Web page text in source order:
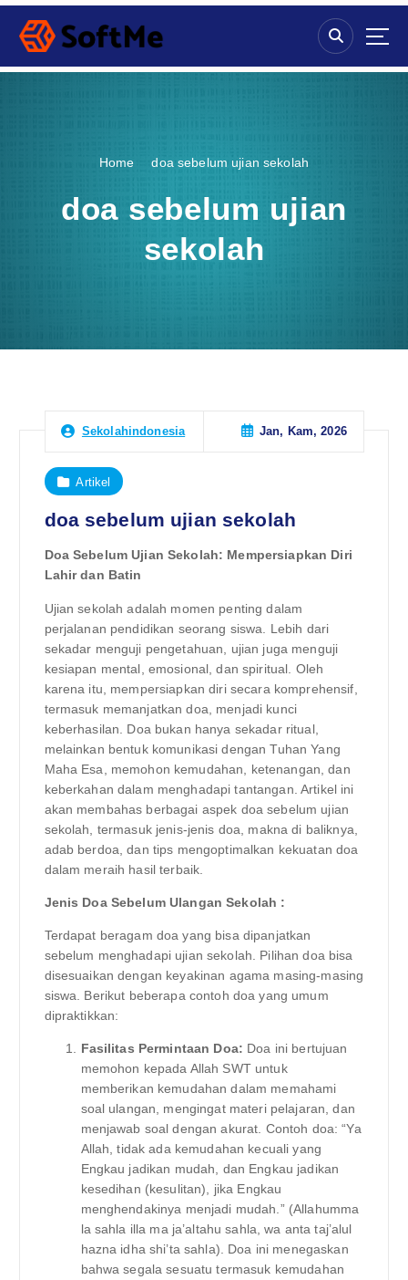
S
p
Home doa sebelum ujian sekolah
doa sebelum ujian
sekolah
Sekolahindonesia Jan, Kam, 2026
Artikel
doa sebelum ujian sekolah
Doa Sebelum Ujian Sekolah: Mempersiapkan Diri
Lahir dan Batin
Ujian sekolah adalah momen penting dalam
perjalanan pendidikan seorang siswa. Lebih dari
sekadar menguji pengetahuan, ujian juga menguji
kesiapan mental, emosional, dan spiritual. Oleh
karena itu, mempersiapkan diri secara komprehensif,
termasuk memanjatkan doa, menjadi kunci
keberhasilan. Doa bukan hanya sekadar ritual,
melainkan bentuk komunikasi dengan Tuhan Yang
Maha Esa, memohon kemudahan, ketenangan, dan
keberkahan dalam menghadapi tantangan. Artikel ini
akan membahas berbagai aspek doa sebelum ujian
sekolah, termasuk jenis-jenis doa, makna di baliknya,
adab berdoa, dan tips mengoptimalkan kekuatan doa
dalam meraih hasil terbaik.
Jenis Doa Sebelum Ulangan Sekolah :
Terdapat beragam doa yang bisa dipanjatkan
sebelum menghadapi ujian sekolah. Pilihan doa bisa
disesuaikan dengan keyakinan agama masing-masing
siswa. Berikut beberapa contoh doa yang umum
dipraktikkan:
Fasilitas Permintaan Doa: Doa ini bertujuan
memohon kepada Allah SWT untuk
memberikan kemudahan dalam memahami
soal ulangan, mengingat materi pelajaran, dan
menjawab soal dengan akurat. Contoh doa: “Ya
Allah, tidak ada kemudahan kecuali yang
Engkau jadikan mudah, dan Engkau jadikan
kesedihan (kesulitan), jika Engkau
menghendakinya menjadi mudah.” (Allahumma
la sahla illa ma ja’altahu sahla, wa anta taj’alul
hazna idha shi’ta sahla). Doa ini menegaskan
bahwa segala sesuatu termasuk kemudahan